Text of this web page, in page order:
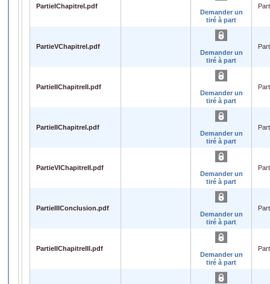
PartieIChapitreI.pdf
Demander un
tiré à part
PartieVChapitreI.pdf
Demander un
tiré à part
PartieIIChapitreII.pdf
Demander un
tiré à part
PartieIIChapitreI.pdf
Demander un
tiré à part
PartieVIChapitreII.pdf
Demander un
tiré à part
PartieIIIConclusion.pdf
Demander un
tiré à part
PartieIIChapitreIII.pdf
Demander un
tiré à part